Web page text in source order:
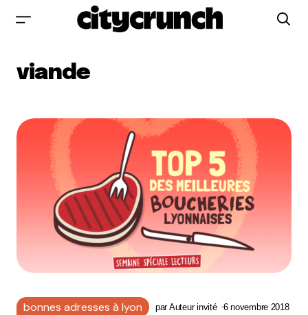
viande
bonnes adresses à lyon parAuteur invité 6 novembre 2018